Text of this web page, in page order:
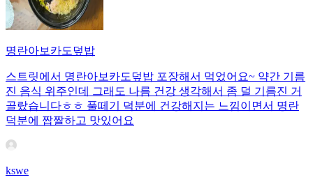
명란아보카도덮밥
스트릿에서 명란아보카도덮밥 포장해서 먹었어요~ 약간 기름
진 음식 위주인데 그래도 나름 건강 생각해서 좀 덜 기름진 거
골랐습니다ㅎㅎ 풀떼기 덕분에 건강해지는 느낌이면서 명란
덕분에 짭짤하고 맛있어요
kswe